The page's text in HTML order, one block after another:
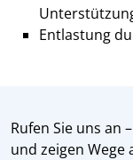
Entlastung
Rufen Sie uns an
und zeigen Wege